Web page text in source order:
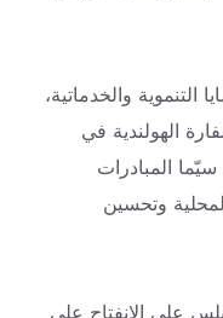
والخدماتية،
الهولندية في
المبادرات
وتحسين
على الانفتاح على